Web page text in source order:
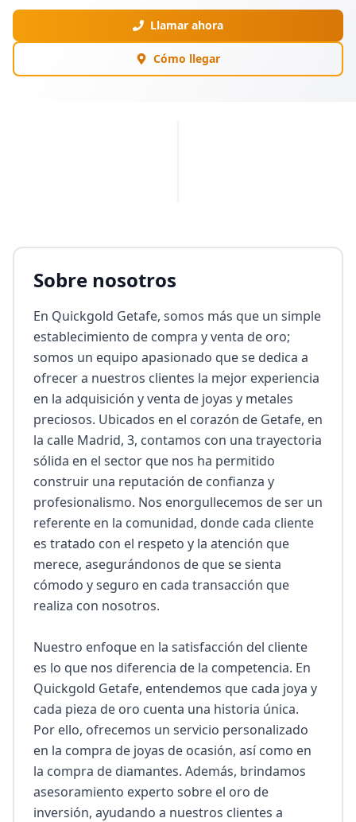
Llamar ahora
Cómo llegar
Sobre nosotros
En Quickgold Getafe, somos más que un simple
establecimiento de compra y venta de oro;
somos un equipo apasionado que se dedica a
ofrecer a nuestros clientes la mejor experiencia
en la adquisición y venta de joyas y metales
preciosos. Ubicados en el corazón de Getafe, en
la calle Madrid, 3, contamos con una trayectoria
sólida en el sector que nos ha permitido
construir una reputación de confianza y
profesionalismo. Nos enorgullecemos de ser un
referente en la comunidad, donde cada cliente
es tratado con el respeto y la atención que
merece, asegurándonos de que se sienta
cómodo y seguro en cada transacción que
realiza con nosotros.
Nuestro enfoque en la satisfacción del cliente
es lo que nos diferencia de la competencia. En
Quickgold Getafe, entendemos que cada joya y
cada pieza de oro cuenta una historia única.
Por ello, ofrecemos un servicio personalizado
en la compra de joyas de ocasión, así como en
la compra de diamantes. Además, brindamos
asesoramiento experto sobre el oro de
inversión, ayudando a nuestros clientes a